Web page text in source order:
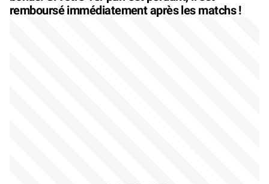
remboursé immédiatement après les matchs !